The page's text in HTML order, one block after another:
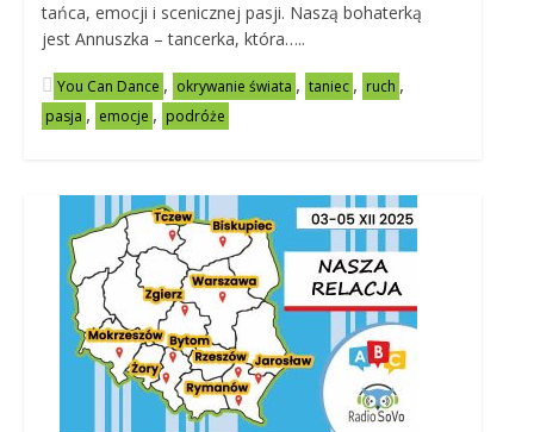
tańca, emocji i scenicznej pasji. Naszą bohaterką
jest Annuszka – tancerka, która…..
You Can Dance , okrywanie świata , taniec , ruch ,
pasja , emocje , podróże